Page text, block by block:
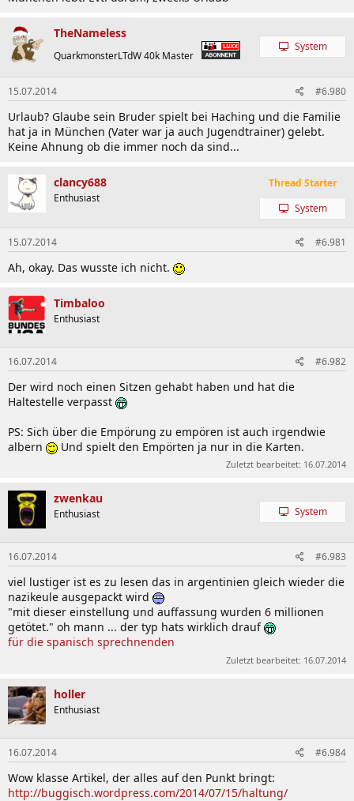
TheNameless
QuarkmonsterLTdW 40k Master
System
15.07.2014 #6.980
Urlaub? Glaube sein Bruder spielt bei Haching und die Familie
hat ja in München (Vater war ja auch Jugendtrainer) gelebt.
Keine Ahnung ob die immer noch da sind...
clancy688
Enthusiast
Thread Starter
System
15.07.2014 #6.981
Ah, okay. Das wusste ich nicht.
Timbaloo
Enthusiast
16.07.2014 #6.982
Der wird noch einen Sitzen gehabt haben und hat die
Haltestelle verpasst
PS: Sich über die Empörung zu empören ist auch irgendwie
albern
Und spielt den Empörten ja nur in die Karten.
Zuletzt bearbeitet: 16.07.2014
zwenkau
Enthusiast System
16.07.2014 #6.983
viel lustiger ist es zu lesen das in argentinien gleich wieder die
nazikeule ausgepackt wird
"mit dieser einstellung und auffassung wurden 6 millionen
getötet." oh mann ... der typ hats wirklich drauf
für die spanisch sprechnenden
Zuletzt bearbeitet: 16.07.2014
holler
Enthusiast
16.07.2014 #6.984
Wow klasse Artikel, der alles auf den Punkt bringt:
http://buggisch.wordpress.com/2014/07/15/haltung/